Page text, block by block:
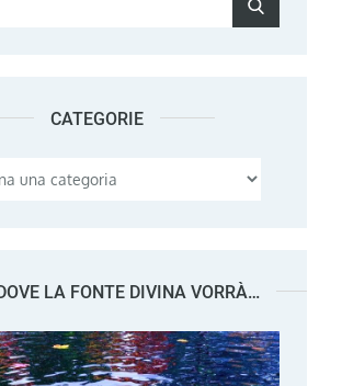
CATEGORIE
LA FONTE DIVINA VORRÀ…